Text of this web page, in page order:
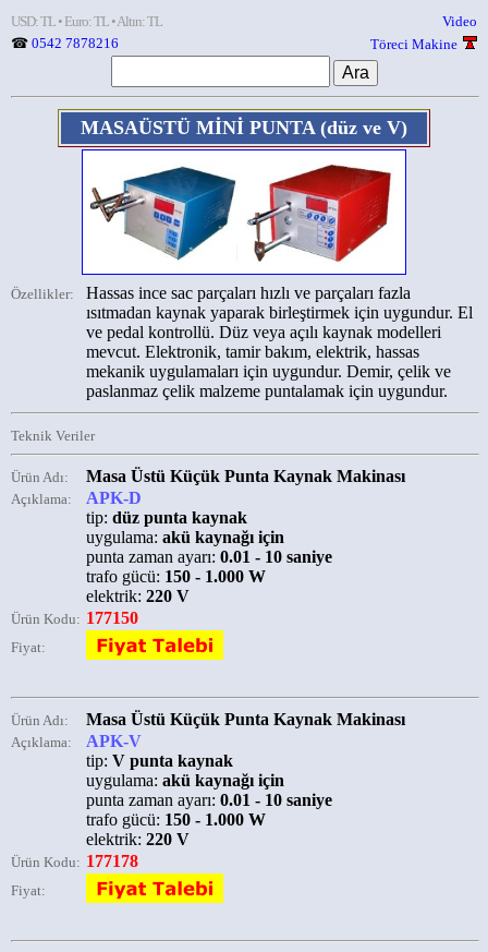
USD: TL • Euro: TL • Altın: TL
Video
☎ 0542 7878216 Töreci Makine
MASAÜSTÜ MİNİ PUNTA (düz ve V)
Özellikler:
Hassas ince sac parçaları hızlı ve parçaları fazla
ısıtmadan kaynak yaparak birleştirmek için uygundur. El
ve pedal kontrollü. Düz veya açılı kaynak modelleri
mevcut. Elektronik, tamir bakım, elektrik, hassas
mekanik uygulamaları için uygundur. Demir, çelik ve
paslanmaz çelik malzeme puntalamak için uygundur.
Teknik Veriler
Ürün Adı: Masa Üstü Küçük Punta Kaynak Makinası
Açıklama:
APK-D
tip: düz punta kaynak
uygulama: akü kaynağı için
punta zaman ayarı: 0.01 - 10 saniye
trafo gücü: 150 - 1.000 W
elektrik: 220 V
Ürün Kodu: 177150
Fiyat:
Ürün Adı: Masa Üstü Küçük Punta Kaynak Makinası
Açıklama:
APK-V
tip: V punta kaynak
uygulama: akü kaynağı için
punta zaman ayarı: 0.01 - 10 saniye
trafo gücü: 150 - 1.000 W
elektrik: 220 V
Ürün Kodu: 177178
Fiyat: